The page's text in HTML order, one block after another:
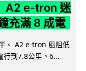
A2 e-tron 迷
充滿 8 成電
。 A2 e-tron 風阻低
行到7.8公里。6...